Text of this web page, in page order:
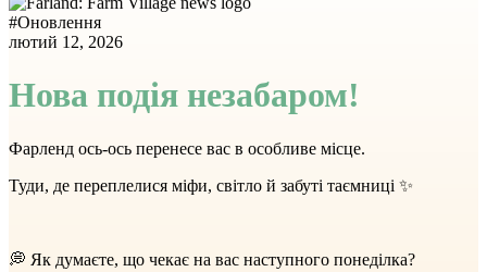
#Оновлення
лютий 12, 2026
Нова подія незабаром!
Фарленд ось-ось перенесе вас в особливе місце.
Туди, де переплелися міфи, світло й забуті таємниці ✨
💭 Як думаєте, що чекає на вас наступного понеділка?